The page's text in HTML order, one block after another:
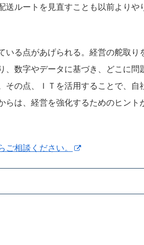
ルートを見直すことも以前よりや
る点があげられる。経営の舵取り
、数字やデータに基づき、どこに問
その点、ＩＴを活用することで、自
らは、経営を強化するためのヒント
ご相談ください。